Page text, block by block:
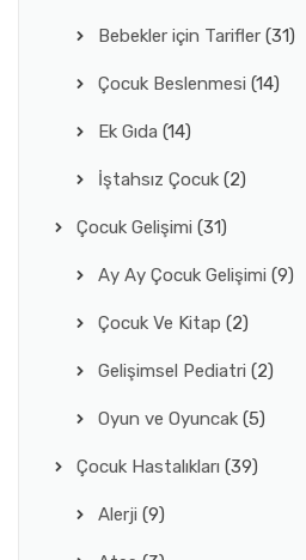
Bebekler için Tarifler (31)
Çocuk Beslenmesi (14)
Ek Gıda (14)
İştahsız Çocuk (2)
Çocuk Gelişimi (31)
Ay Ay Çocuk Gelişimi (9)
Çocuk Ve Kitap (2)
Gelişimsel Pediatri (2)
Oyun ve Oyuncak (5)
Çocuk Hastalıkları (39)
Alerji (9)